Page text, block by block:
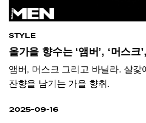
STYLE
올가을 향수는 ‘앰버’, ‘머스크
앰버, 머스크 그리고 바닐라. 살갗
잔향을 남기는 가을 향취.
2025-09-16